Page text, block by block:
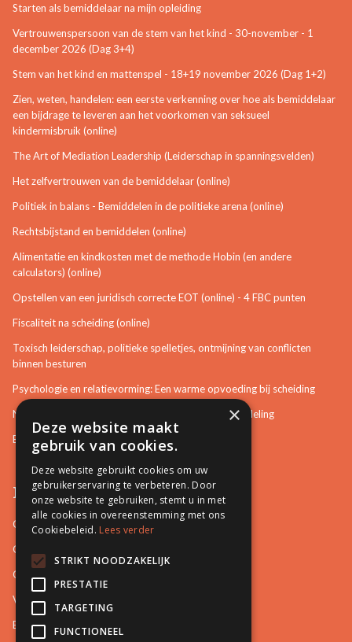
Starten als bemiddelaar na mijn opleiding
Vertrouwenspersoon van de stem van het kind - 30-november - 1
december 2026 (Dag 3+4)
Stem van het kind en mattenspel - 18+19 november 2026 (Dag 1+2)
Zien, weten, handelen: een eerste verkenning over hoe als bemiddelaar
een bijdrage te leveren aan het voorkomen van seksueel
kindermisbruik (online)
The Art of Mediation Leadership (Leiderschap in spanningsvelden)
Het zelfvertrouwen van de bemiddelaar (online)
Politiek in balans - Bemiddelen in de politieke arena (online)
Rechtsbijstand en bemiddelen (online)
Alimentatie en kindkosten met de methode Hobin (en andere
calculators) (online)
Opstellen van een juridisch correcte EOT (online) - 4 FBC punten
Fiscaliteit na scheiding (online)
Toxisch leiderschap, politieke spelletjes, ontmijning van conflicten
binnen besturen
Psychologie en relatievorming: Een warme opvoeding bij scheiding
Neurotisch of afwijkend gedrag herkennen in bemiddeling
Bemiddeling in bouwzaken
Pro Mediation
Contact
Over ons
Onze docenten
Video's
Blog
×
Deze website maakt
gebruik van cookies.
Deze website gebruikt cookies om uw
gebruikerservaring te verbeteren. Door
onze website te gebruiken, stemt u in met
alle cookies in overeenstemming met ons
Cookiebeleid. Lees verder
STRIKT NOODZAKELIJK
PRESTATIE
TARGETING
FUNCTIONEEL